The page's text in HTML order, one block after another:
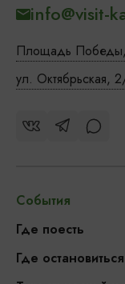
Площадь
ул. Октябрьская,
info@visit-
События
Где поесть
Где остановиться